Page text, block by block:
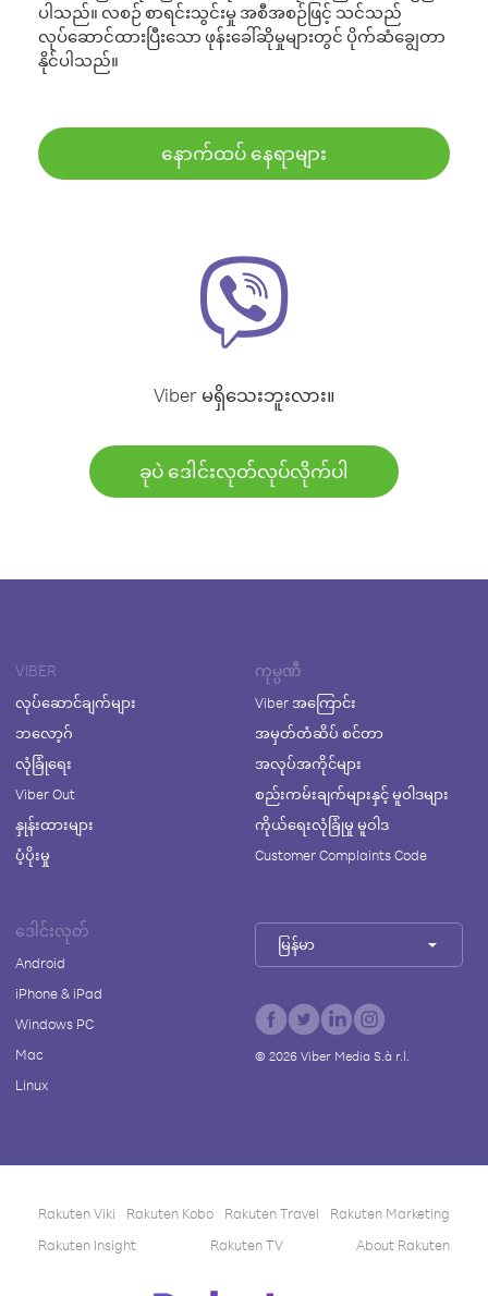
ပါသည်။ လစဉ် စာရင်းသွင်းမှု အစီအစဉ်ဖြင့် သင်သည်
လုပ်ဆောင်ထားပြီးသော ဖုန်းခေါ်ဆိုမှုများတွင် ပိုက်ဆံချွေတာ
နိုင်ပါသည်။
နောက်ထပ် နေရာများ
Viber မရှိသေးဘူးလား။
ခုပဲ ဒေါင်းလုတ်လုပ်လိုက်ပါ
VIBER
လုပ်ဆောင်ချက်များ
ဘလော့ဂ်
လုံခြုံရေး
Viber Out
နှုန်းထားများ
ပံ့ပိုးမှု
ကုမ္ပဏီ
Viber အကြောင်း
အမှတ်တံဆိပ် စင်တာ
အလုပ်အကိုင်များ
စည်းကမ်းချက်များနှင့် မူဝါဒများ
ကိုယ်ရေးလုံခြုံမှု မူဝါဒ
Customer Complaints Code
ဒေါင်းလုတ်
Android
iPhone & iPad
Windows PC
Mac
Linux
မြန်မာ
© 2026Viber Media S.à r.l.
Rakuten Viki Rakuten Kobo Rakuten Travel
Rakuten Marketing
Rakuten Insight
Rakuten TV About Rakuten